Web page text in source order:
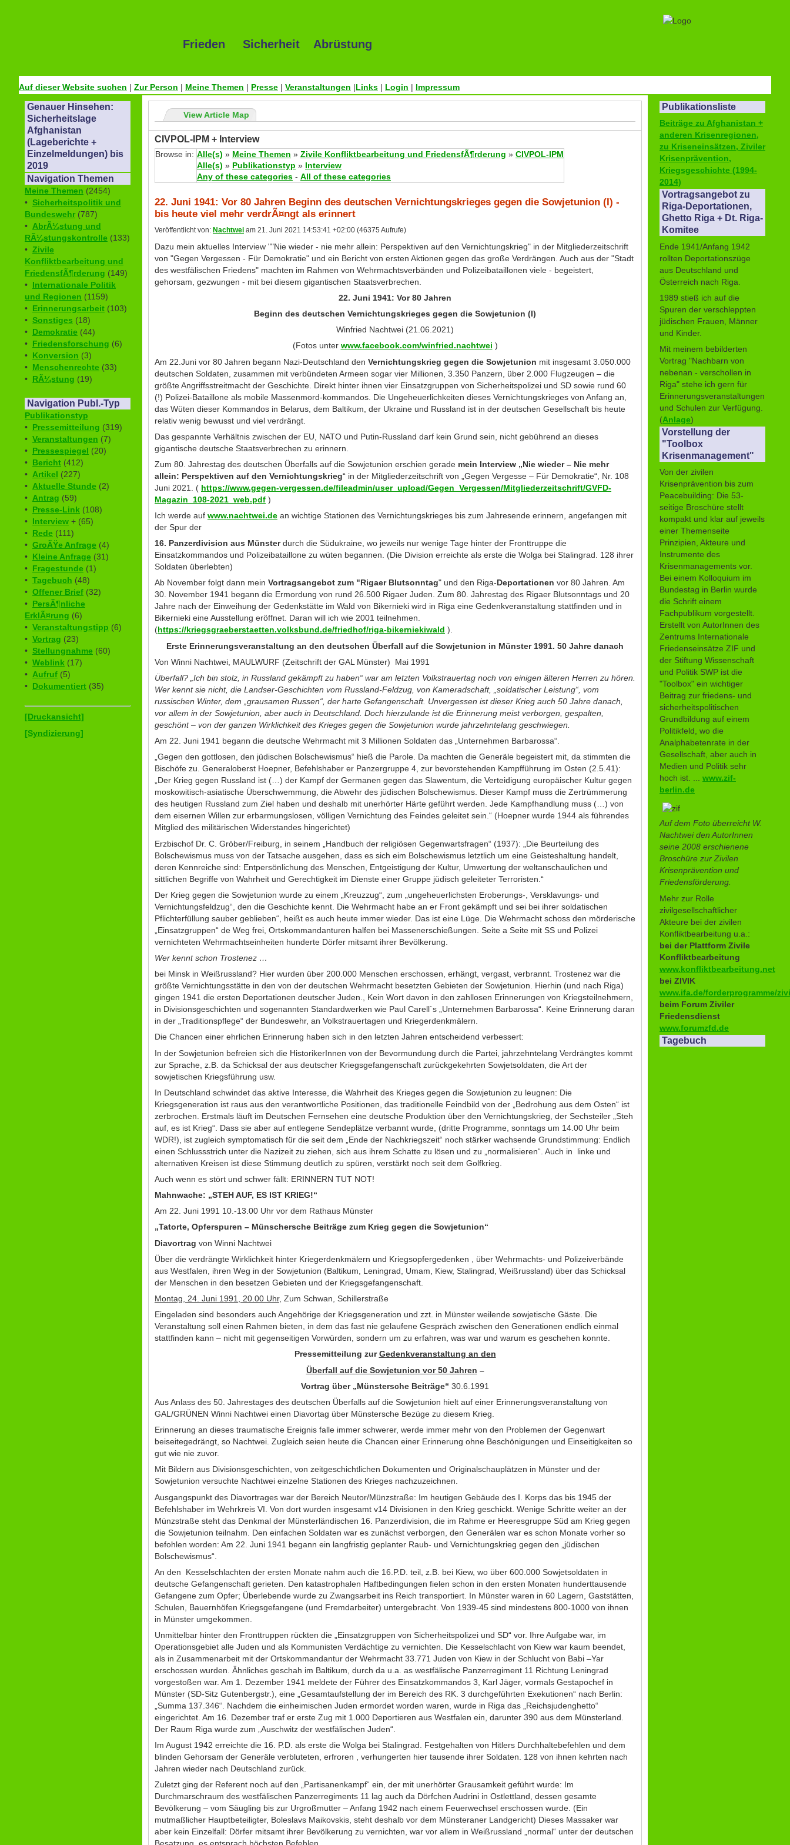
Frieden Sicherheit Abrüstung
Auf dieser Website suchen | Zur Person | Meine Themen | Presse | Veranstaltungen |Links | Login | Impressum
Genauer Hinsehen:
Sicherheitslage
Afghanistan
(Lageberichte +
Einzelmeldungen) bis
2019
Navigation Themen
Meine Themen (2454)
• Sicherheitspolitik und
Bundeswehr (787)
• AbrÃ¼stung und
RÃ¼stungskontrolle (133)
• Zivile
Konfliktbearbeitung und
FriedensfÃ¶rderung (149)
• Internationale Politik
und Regionen (1159)
• Erinnerungsarbeit (103)
• Sonstiges (18)
• Demokratie (44)
• Friedensforschung (6)
• Konversion (3)
• Menschenrechte (33)
• RÃ¼stung (19)
Navigation Publ.-Typ
Publikationstyp
• Pressemitteilung (319)
• Veranstaltungen (7)
• Pressespiegel (20)
• Bericht (412)
• Artikel (227)
• Aktuelle Stunde (2)
• Antrag (59)
• Presse-Link (108)
• Interview + (65)
• Rede (111)
• GroÃŸe Anfrage (4)
• Kleine Anfrage (31)
• Fragestunde (1)
• Tagebuch (48)
• Offener Brief (32)
• PersÃ¶nliche
ErklÃ¤rung (6)
• Veranstaltungstipp (6)
• Vortrag (23)
• Stellungnahme (60)
• Weblink (17)
• Aufruf (5)
• Dokumentiert (35)
[Druckansicht]
[Syndizierung]
View Article Map
CIVPOL-IPM + Interview
Browse in: Alle(s) » Meine Themen » Zivile Konfliktbearbeitung und FriedensfÃ¶rderung » CIVPOL-IPM
Alle(s) » Publikationstyp » Interview
Any of these categories - All of these categories
22. Juni 1941: Vor 80 Jahren Beginn des deutschen Vernichtungskrieges gegen die Sowjetunion (I) -
bis heute viel mehr verdrÃ¤ngt als erinnert
Veröffentlicht von: Nachtwei am 21. Juni 2021 14:53:41 +02:00 (46375 Aufrufe)
Dazu mein aktuelles Interview ""Nie wieder - nie mehr allein: Perspektiven auf den Vernichtungskrieg" in der Mitgliederzeitschrift
von "Gegen Vergessen - Für Demokratie" und ein Bericht von ersten Aktionen gegen das große Verdrängen. Auch aus der "Stadt
des westfälischen Friedens" machten im Rahmen von Wehrmachtsverbänden und Polizeibataillonen viele - begeistert,
gehorsam, gezwungen - mit bei diesem gigantischen Staatsverbrechen.
22. Juni 1941: Vor 80 Jahren
Beginn des deutschen Vernichtungskrieges gegen die Sowjetunion (I)
Winfried Nachtwei (21.06.2021)
(Fotos unter www.facebook.com/winfried.nachtwei )
Am 22.Juni vor 80 Jahren begann Nazi-Deutschland den Vernichtungskrieg gegen die Sowjetunion mit insgesamt 3.050.000
deutschen Soldaten, zusammen mit verbündeten Armeen sogar vier Millionen, 3.350 Panzern, über 2.000 Flugzeugen – die
größte Angriffsstreitmacht der Geschichte. Direkt hinter ihnen vier Einsatzgruppen von Sicherheitspolizei und SD sowie rund 60
(!) Polizei-Bataillone als mobile Massenmord-kommandos. Die Ungeheuerlichkeiten dieses Vernichtungskrieges von Anfang an,
das Wüten dieser Kommandos in Belarus, dem Baltikum, der Ukraine und Russland ist in der deutschen Gesellschaft bis heute
relativ wenig bewusst und viel verdrängt.
Das gespannte Verhältnis zwischen der EU, NATO und Putin-Russland darf kein Grund sein, nicht gebührend an dieses
gigantische deutsche Staatsverbrechen zu erinnern.
Zum 80. Jahrestag des deutschen Überfalls auf die Sowjetunion erschien gerade mein Interview „Nie wieder – Nie mehr
allein: Perspektiven auf den Vernichtungskrieg“ in der Mitgliederzeitschrift von „Gegen Vergesse – Für Demokratie“, Nr. 108
Juni 2021. ( https://www.gegen-vergessen.de/fileadmin/user_upload/Gegen_Vergessen/Mitgliederzeitschrift/GVFD-
Magazin_108-2021_web.pdf )
Ich werde auf www.nachtwei.de an wichtige Stationen des Vernichtungskrieges bis zum Jahresende erinnern, angefangen mit
der Spur der
16. Panzerdivision aus Münsterdurch die Südukraine, wo jeweils nur wenige Tage hinter der Fronttruppe die
Einsatzkommandos und Polizeibataillone zu wüten begannen. (Die Division erreichte als erste die Wolga bei Stalingrad. 128 ihrer
Soldaten überlebten)
Ab November folgt dann mein Vortragsangebot zum "Rigaer Blutsonntag" und den Riga-Deportationen vor 80 Jahren. Am
30. November 1941 begann die Ermordung von rund 26.500 Rigaer Juden. Zum 80. Jahrestag des Rigaer Blutsonntags und 20
Jahre nach der Einweihung der Gedenkstätte im Wald von Bikernieki wird in Riga eine Gedenkveranstaltung stattfinden und in
Bikernieki eine Ausstellung eröffnet. Daran will ich wie 2001 teilnehmen.
(https://kriegsgraeberstaetten.volksbund.de/friedhof/riga-bikerniekiwald ).
Erste Erinnerungsveranstaltung an den deutschen Überfall auf die Sowjetunion in Münster 1991. 50 Jahre danach
Von Winni Nachtwei, MAULWURF (Zeitschrift der GAL Münster) Mai 1991
Überfall? „Ich bin stolz, in Russland gekämpft zu haben“ war am letzten Volkstrauertag noch von einigen älteren Herren zu hören.
Wer kennt sie nicht, die Landser-Geschichten vom Russland-Feldzug, von Kameradschaft, „soldatischer Leistung“, vom
russischen Winter, dem „grausamen Russen“, der harte Gefangenschaft. Unvergessen ist dieser Krieg auch 50 Jahre danach,
vor allem in der Sowjetunion, aber auch in Deutschland. Doch hierzulande ist die Erinnerung meist verborgen, gespalten,
geschönt – von der ganzen Wirklichkeit des Krieges gegen die Sowjetunion wurde jahrzehntelang geschwiegen.
Am 22. Juni 1941 begann die deutsche Wehrmacht mit 3 Millionen Soldaten das „Unternehmen Barbarossa“.
„Gegen den gottlosen, den jüdischen Bolschewismus“ hieß die Parole. Da machten die Generäle begeistert mit, da stimmten die
Bischöfe zu. Generaloberst Hoepner, Befehlshaber er Panzergruppe 4, zur bevorstehenden Kampfführung im Osten (2.5.41):
„Der Krieg gegen Russland ist (…) der Kampf der Germanen gegen das Slawentum, die Verteidigung europäischer Kultur gegen
moskowitisch-asiatische Überschwemmung, die Abwehr des jüdischen Bolschewismus. Dieser Kampf muss die Zertrümmerung
des heutigen Russland zum Ziel haben und deshalb mit unerhörter Härte geführt werden. Jede Kampfhandlung muss (…) von
dem eisernen Willen zur erbarmungslosen, völligen Vernichtung des Feindes geleitet sein.“ (Hoepner wurde 1944 als führendes
Mitglied des militärischen Widerstandes hingerichtet)
Erzbischof Dr. C. Gröber/Freiburg, in seinem „Handbuch der religiösen Gegenwartsfragen“ (1937): „Die Beurteilung des
Bolschewismus muss von der Tatsache ausgehen, dass es sich eim Bolschewismus letztlich um eine Geisteshaltung handelt,
deren Kennreiche sind: Entpersönlichung des Menschen, Entgeistigung der Kultur, Umwertung der weltanschaulichen und
sittlichen Begriffe von Wahrheit und Gerechtigkeit im Dienste einer Gruppe jüdisch geleiteter Terroristen.“
Der Krieg gegen die Sowjetunion wurde zu einem „Kreuzzug“, zum „ungeheuerlichsten Eroberungs-, Versklavungs- und
Vernichtungsfeldzug“, den die Geschichte kennt. Die Wehrmacht habe an er Front gekämpft und sei bei ihrer soldatischen
Pflichterfüllung sauber geblieben“, heißt es auch heute immer wieder. Das ist eine Lüge. Die Wehrmacht schoss den mörderische
„Einsatzgruppen“ de Weg frei, Ortskommandanturen halfen bei Massenerschießungen. Seite a Seite mit SS und Polizei
vernichteten Wehrmachtseinheiten hunderte Dörfer mitsamt ihrer Bevölkerung.
Wer kennt schon Trostenez …
bei Minsk in Weißrussland? Hier wurden über 200.000 Menschen erschossen, erhängt, vergast, verbrannt. Trostenez war die
größte Vernichtungsstätte in den von der deutschen Wehrmacht besetzten Gebieten der Sowjetunion. Hierhin (und nach Riga)
gingen 1941 die ersten Deportationen deutscher Juden., Kein Wort davon in den zahllosen Erinnerungen von Kriegsteilnehmern,
in Divisionsgeschichten und sogenannten Standardwerken wie Paul Carell`s „Unternehmen Barbarossa“. Keine Erinnerung daran
in der „Traditionspflege“ der Bundeswehr, an Volkstrauertagen und Kriegerdenkmälern.
Die Chancen einer ehrlichen Erinnerung haben sich in den letzten Jahren entscheidend verbessert:
In der Sowjetunion befreien sich die HistorikerInnen von der Bevormundung durch die Partei, jahrzehntelang Verdrängtes kommt
zur Sprache, z.B. da Schicksal der aus deutscher Kriegsgefangenschaft zurückgekehrten Sowjetsoldaten, die Art der
sowjetischen Kriegsführung usw.
In Deutschland schwindet das aktive Interesse, die Wahrheit des Krieges gegen die Sowjetunion zu leugnen: Die
Kriegsgeneration ist raus aus den verantwortliche Positionen, das traditionelle Feindbild von der „Bedrohung aus dem Osten“ ist
zerbrochen. Erstmals läuft im Deutschen Fernsehen eine deutsche Produktion über den Vernichtungskrieg, der Sechsteiler „Steh
auf, es ist Krieg“. Dass sie aber auf entlegene Sendeplätze verbannt wurde, (dritte Programme, sonntags um 14.00 Uhr beim
WDR!), ist zugleich symptomatisch für die seit dem „Ende der Nachkriegszeit“ noch stärker wachsende Grundstimmung: Endlich
einen Schlussstrich unter die Nazizeit zu ziehen, sich aus ihrem Schatte zu lösen und zu „normalisieren“. Auch in linke und
alternativen Kreisen ist diese Stimmung deutlich zu spüren, verstärkt noch seit dem Golfkrieg.
Auch wenn es stört und schwer fällt: ERINNERN TUT NOT!
Mahnwache: „STEH AUF, ES IST KRIEG!“
Am 22. Juni 1991 10.-13.00 Uhr vor dem Rathaus Münster
„Tatorte, Opferspuren – Münschersche Beiträge zum Krieg gegen die Sowjetunion“
Diavortrag von Winni Nachtwei
Über die verdrängte Wirklichkeit hinter Kriegerdenkmälern und Kriegsopfergedenken , über Wehrmachts- und Polizeiverbände
aus Westfalen, ihren Weg in der Sowjetunion (Baltikum, Leningrad, Umam, Kiew, Stalingrad, Weißrussland) über das Schicksal
der Menschen in den besetzen Gebieten und der Kriegsgefangenschaft.
Montag, 24. Juni 1991, 20.00 Uhr, Zum Schwan, Schillerstraße
Eingeladen sind besonders auch Angehörige der Kriegsgeneration und zzt. in Münster weilende sowjetische Gäste. Die
Veranstaltung soll einen Rahmen bieten, in dem das fast nie gelaufene Gespräch zwischen den Generationen endlich einmal
stattfinden kann – nicht mit gegenseitigen Vorwürden, sondern um zu erfahren, was war und warum es geschehen konnte.
Pressemitteilung zurGedenkveranstaltung an den
Überfall auf die Sowjetunion vor 50 Jahren –
Vortrag über „Münstersche Beiträge“ 30.6.1991
Aus Anlass des 50. Jahrestages des deutschen Überfalls auf die Sowjetunion hielt auf einer Erinnerungsveranstaltung von
GAL/GRÜNEN Winni Nachtwei einen Diavortag über Münstersche Bezüge zu diesem Krieg.
Erinnerung an dieses traumatische Ereignis falle immer schwerer, werde immer mehr von den Problemen der Gegenwart
beiseitegedrängt, so Nachtwei. Zugleich seien heute die Chancen einer Erinnerung ohne Beschönigungen und Einseitigkeiten so
gut wie nie zuvor.
Mit Bildern aus Divisionsgeschichten, von zeitgeschichtlichen Dokumenten und Originalschauplätzen in Münster und der
Sowjetunion versuchte Nachtwei einzelne Stationen des Krieges nachzuzeichnen.
Ausgangspunkt des Diavortrages war der Bereich Neutor/Münzstraße: Im heutigen Gebäude des I. Korps das bis 1945 der
Befehlshaber im Wehrkreis VI. Von dort wurden insgesamt v14 Divisionen in den Krieg geschickt. Wenige Schritte weiter an der
Münzstraße steht das Denkmal der Münsterländischen 16. Panzerdivision, die im Rahme er Heeresgruppe Süd am Krieg gegen
die Sowjetunion teilnahm. Den einfachen Soldaten war es zunächst verborgen, den Generälen war es schon Monate vorher so
befohlen worden: Am 22. Juni 1941 begann ein langfristig geplanter Raub- und Vernichtungskrieg gegen den „jüdischen
Bolschewismus“.
An den Kesselschlachten der ersten Monate nahm auch die 16.P.D. teil, z.B. bei Kiew, wo über 600.000 Sowjetsoldaten in
deutsche Gefangenschaft gerieten. Den katastrophalen Haftbedingungen fielen schon in den ersten Monaten hunderttausende
Gefangene zum Opfer; Überlebende wurde zu Zwangsarbeit ins Reich transportiert. In Münster waren in 60 Lagern, Gaststätten,
Schulen, Bauernhöfen Kriegsgefangene (und Fremdarbeiter) untergebracht. Von 1939-45 sind mindestens 800-1000 von ihnen
in Münster umgekommen.
Unmittelbar hinter den Fronttruppen rückten die „Einsatzgruppen von Sicherheitspolizei und SD“ vor. Ihre Aufgabe war, im
Operationsgebiet alle Juden und als Kommunisten Verdächtige zu vernichten. Die Kesselschlacht von Kiew war kaum beendet,
als in Zusammenarbeit mit der Ortskommandantur der Wehrmacht 33.771 Juden von Kiew in der Schlucht von Babi –Yar
erschossen wurden. Ähnliches geschah im Baltikum, durch da u.a. as westfälische Panzerregiment 11 Richtung Leningrad
vorgestoßen war. Am 1. Dezember 1941 meldete der Führer des Einsatzkommandos 3, Karl Jäger, vormals Gestapochef in
Münster (SD-Sitz Gutenbergstr.), eine „Gesamtaufstellung der im Bereich des RK. 3 durchgeführten Exekutionen“ nach Berlin:
„Summa 137.346“. Nachdem die einheimischen Juden ermordet worden waren, wurde in Riga das „Reichsjudenghetto“
eingerichtet. Am 16. Dezember traf er erste Zug mit 1.000 Deportieren aus Westfalen ein, darunter 390 aus dem Münsterland.
Der Raum Riga wurde zum „Auschwitz der westfälischen Juden“.
Im August 1942 erreichte die 16. P.D. als erste die Wolga bei Stalingrad. Festgehalten von Hitlers Durchhaltebefehlen und dem
blinden Gehorsam der Generäle verbluteten, erfroren , verhungerten hier tausende ihrer Soldaten. 128 von ihnen kehrten nach
Jahren wieder nach Deutschland zurück.
Zuletzt ging der Referent noch auf den „Partisanenkampf“ ein, der mit unerhörter Grausamkeit geführt wurde: Im
Durchmarschraum des westfälischen Panzerregiments 11 lag auch da Dörfchen Audrini in Ostlettland, dessen gesamte
Bevölkerung – vom Säugling bis zur Urgroßmutter – Anfang 1942 nach einem Feuerwechsel erschossen wurde. (Ein
mutmaßlicher Hauptbeteiligter, Boleslavs Maikovskis, steht deshalb vor dem Münsteraner Landgericht) Dieses Massaker war
aber kein Einzelfall: Dörfer mitsamt ihrer Bevölkerung zu vernichten, war vor allem in Weißrussland „normal“ unter der deutschen
Publikationsliste
Beiträge zu Afghanistan +
anderen Krisenregionen,
zu Kriseneinsätzen, Ziviler
Krisenprävention,
Kriegsgeschichte (1994-
2014)
Vortragsangebot zu
Riga-Deportationen,
Ghetto Riga + Dt. Riga-
Komitee
Ende 1941/Anfang 1942
rollten Deportationszüge
aus Deutschland und
Österreich nach Riga.
1989 stieß ich auf die
Spuren der verschleppten
jüdischen Frauen, Männer
und Kinder.
Mit meinem bebilderten
Vortrag "Nachbarn von
nebenan - verschollen in
Riga" stehe ich gern für
Erinnerungsveranstaltungen
und Schulen zur Verfügung.
(Anlage)
Vorstellung der
"Toolbox
Krisenmanagement"
Von der zivilen
Krisenprävention bis zum
Peacebuilding: Die 53-
seitige Broschüre stellt
kompakt und klar auf jeweils
einer Themenseite
Prinzipien, Akteure und
Instrumente des
Krisenmanagements vor.
Bei einem Kolloquium im
Bundestag in Berlin wurde
die Schrift einem
Fachpublikum vorgestellt.
Erstellt von AutorInnen des
Zentrums Internationale
Friedenseinsätze ZIF und
der Stiftung Wissenschaft
und Politik SWP ist die
"Toolbox" ein wichtiger
Beitrag zur friedens- und
sicherheitspolitischen
Grundbildung auf einem
Politikfeld, wo die
Analphabetenrate in der
Gesellschaft, aber auch in
Medien und Politik sehr
hoch ist. ... www.zif-
berlin.de
Auf dem Foto überreicht W.
Nachtwei den AutorInnen
seine 2008 erschienene
Broschüre zur Zivilen
Krisenprävention und
Friedensförderung.
Mehr zur Rolle
zivilgesellschaftlicher
Akteure bei der zivilen
Konfliktbearbeitung u.a.:
bei der Plattform Zivile
Konfliktbearbeitung
www.konfliktbearbeitung.net
bei ZIVIK
www.ifa.de/forderprogramme/
beim Forum Ziviler
Friedensdienst
www.forumzfd.de
Tagebuch